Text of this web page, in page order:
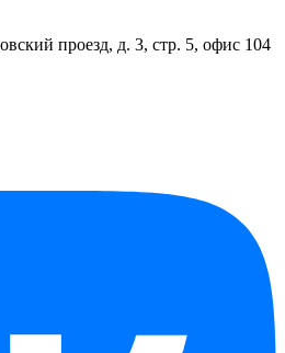
проезд, д. 3, стр. 5, офис 104